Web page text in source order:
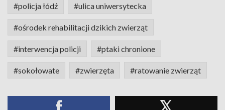
#policja łódź #ulica uniwersytecka
#ośrodek rehabilitacji dzikich zwierząt
#interwencja policji #ptaki chronione
#sokołowate #zwierzęta #ratowanie zwierząt